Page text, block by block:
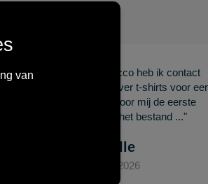
10
"Met Jacco heb ik contact
gehad over t-shirts voor
beurs. Voor mij de eerste
keer en het bestand ..."
Mariëlle
15 april 2026
van